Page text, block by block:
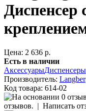
Диспенсер
Цена: 2 636 р.
Есть в наличии
АксессуарыДиспенсеры
Производитель:
Код товара: 614-02
отзывов. | Написать